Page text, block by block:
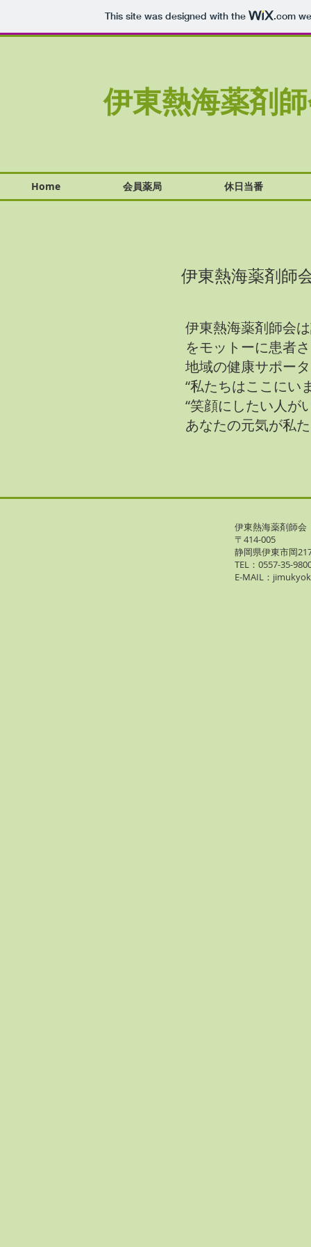
This site was designed with the .com
伊東熱海薬剤
Home 会員薬局 休日当番
伊東熱海薬剤師
伊東熱海薬剤師会
をモットーに患者
地域の健康サポー
“私たちはここにい
“笑顔にしたい人が
あなたの元気が私
伊東熱海薬剤師会
〒414-005
静岡県伊東市岡
TEL：0557-35-
E-MAIL：